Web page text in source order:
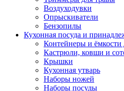
Воздуходувки
Опрыскиватели
Бензопилы
Кухонная посуда и
Контейнеры и ёмкости
Кастрюли, ковши и
Крышки
Кухонная утварь
Наборы ножей
Наборы посуды